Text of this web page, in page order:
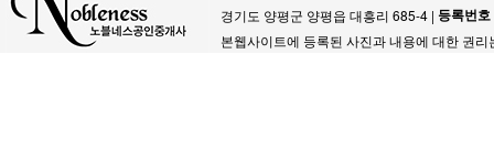
경기도 양평군 양평읍 대흥리 685-4 | 등록번호
본웹사이트에 등록된 사진과 내용에 대한 권